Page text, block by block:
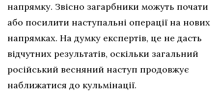
напрямку. Звісно загарбники можуть почати
або посилити наступальні операції на нових
напрямках. На думку експертів, це не дасть
відчутних результатів, оскільки загальний
російський весняний наступ продовжує
наближатися до кульмінації.